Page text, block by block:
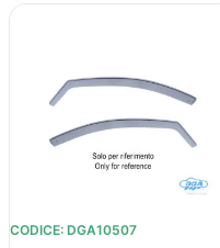
CODICE: DGA10507
€73,81.€53,39.